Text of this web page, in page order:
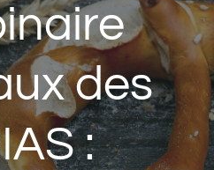
des
: